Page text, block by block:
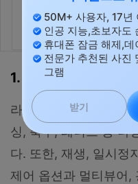
1. DAZN 스트리밍 사
라이브 및 주문형 스
싱, 축구, 테니스 등 다
다. 또한, 재생, 일시정
제어 옵션과 멀티뷰어,
50M+ 사용자, 17년
인공 지능,초보자도
휴대폰 잠금 해제,
전문가 추천된 사진
그램
받기